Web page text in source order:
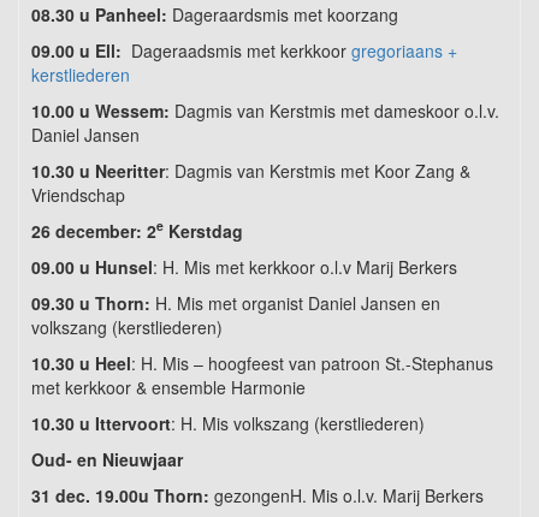
08.30 u Panheel: Dageraardsmis met koorzang
09.00 u Ell: Dageraadsmis met kerkkoor gregoriaans +
kerstliederen
10.00 u Wessem: Dagmis van Kerstmis met dameskoor o.l.v.
Daniel Jansen
10.30 u Neeritter: Dagmis van Kerstmis met Koor Zang &
Vriendschap
26 december: 2e Kerstdag
09.00 u Hunsel: H. Mis met kerkkoor o.l.v Marij Berkers
09.30 u Thorn: H. Mis met organist Daniel Jansen en
volkszang (kerstliederen)
10.30 u Heel: H. Mis – hoogfeest van patroon St.-Stephanus
met kerkkoor & ensemble Harmonie
10.30 u Ittervoort: H. Mis volkszang (kerstliederen)
Oud- en Nieuwjaar
31 dec. 19.00u Thorn: gezongenH. Mis o.l.v. Marij Berkers